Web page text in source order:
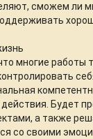
сможем ли
многие
Будет
а также
со своими